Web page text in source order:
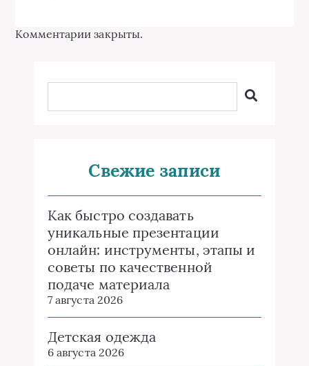
Комментарии закрыты.
Свежие записи
Как быстро создавать
уникальные презентации
онлайн: инструменты, этапы и
советы по качественной
подаче материала
7 августа 2026
Детская одежда
6 августа 2026